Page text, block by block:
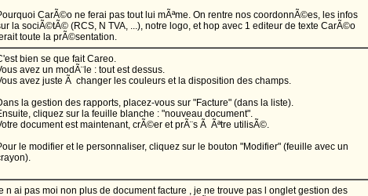
CarÃ©o ne ferai pas tout lui mÃªme. On rentre nos coordonnÃ©es, les infos
la sociÃ©tÃ© (RCS, N TVA, ...), notre logo, et hop avec 1 editeur de texte CarÃ©o
toute la prÃ©sentation.
bien se que fait Careo.
avez un modÃ¨le : tout est dessus.
avez juste Ã changer les couleurs et la disposition des champs.
la gestion des rapports, placez-vous sur "Facture" (dans la liste).
cliquez sur la feuille blanche : "nouveau document".
document est maintenant, crÃ©er et prÃ¨s Ã Ãªtre utilisÃ©.
le modifier et le personnaliser, cliquez sur le bouton "Modifier" (feuille avec un
n ai pas moi non plus de document facture , je ne trouve pas l onglet gestion des